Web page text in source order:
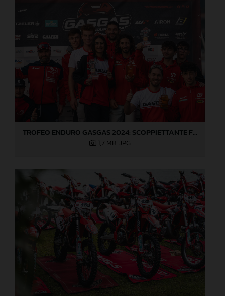
TROFEO ENDURO GASGAS 2024: SCOPPIETTANTE FINALE DI STAGIONE A LOVERE!
1,7 MB .JPG